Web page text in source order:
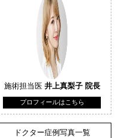
施術担当医 井上真梨子 院長
プロフィールはこちら
ドクター症例写真一覧